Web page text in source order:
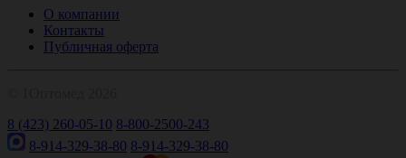
О компании
Контакты
Публичная оферта
8 (423) 260-05-10 8-800-2500-243
8-914-329-38-80 8-914-329-38-80